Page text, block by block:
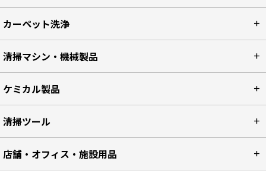
カーペット洗浄
清掃マシン・機械製品
ケミカル製品
清掃ツール
店舗・オフィス・施設用品